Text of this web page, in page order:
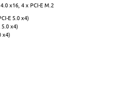
x16, 4 x PCI-E M.2
E 5.0 x4)
5.0 x4)
x4)